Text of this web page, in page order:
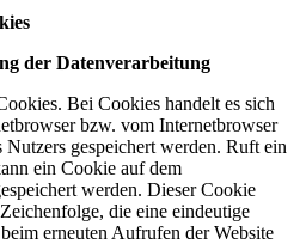
der Datenverarbeitung
Bei Cookies handelt es sich
bzw. vom Internetbrowser
Nutzers gespeichert werden. Ruft ein
ein Cookie auf dem
werden. Dieser Cookie
die eine eindeutige
erneuten Aufrufen der Website